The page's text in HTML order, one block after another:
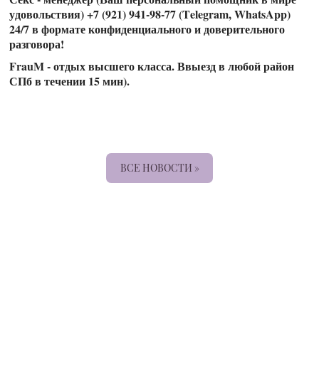
удовольствия) +7 (921) 941-98-77 (Telegram, WhatsApp)
24/7 в формате конфиденциального и доверительного
разговора!
FrauM - отдых высшего класса. Ввыезд в любой район
СПб в течении 15 мин).
ВСЕ НОВОСТИ »